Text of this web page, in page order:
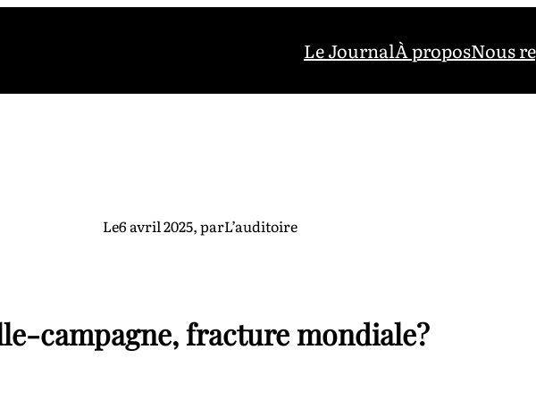
Le JournalÀ proposNous
Le6 avril 2025, parL’auditoire
campagne, fracture mondiale?